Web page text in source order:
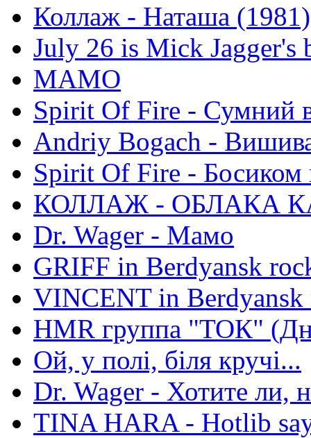
Коллаж - Наташа (1981)
July 26 is Mick Jagger's
МАМО
Spirit Of Fire - Сумний
Andriy Bogach -
Spirit Of Fire - Босиком
КОЛЛАЖ - ОБЛАКА
Dr. Wager - Мамо
GRIFF in Berdyansk
VINCENT in
HMR группа "ТОК"
Ой, у полі, біля кручі...
Dr. Wager - Хотите ли,
TINA HARA - Hotlib